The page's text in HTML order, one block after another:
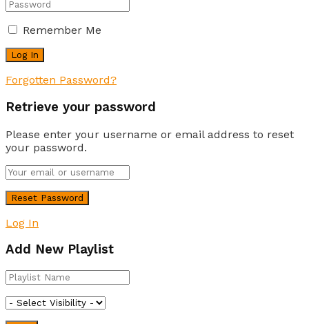
Remember Me
Forgotten Password?
Retrieve your password
Please enter your username or email address to reset
your password.
Log In
Add New Playlist